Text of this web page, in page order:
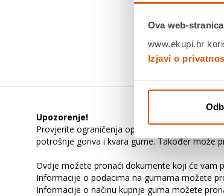
Ova web-
www.ekupi.hr
Izjavi o
Upozorenje!
Provjerite ograničenja opterećenja u
potrošnje goriva i kvara gume. Također može
Ovdje možete pronaći dokumente koji će vam
Informacije o podacima na gumama možete
Informacije o načinu kupnje guma možete